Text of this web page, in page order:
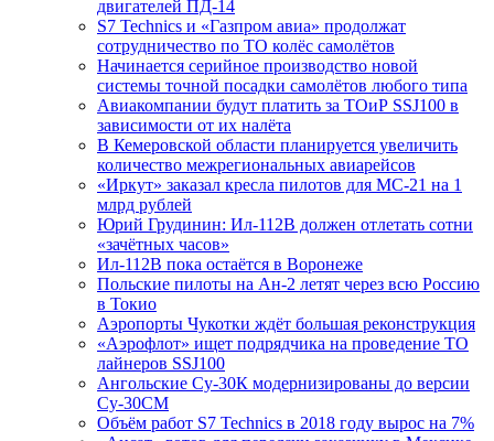
двигателей ПД-14
S7 Technics и «Газпром авиа» продолжат
сотрудничество по ТО колёс самолётов
Начинается серийное производство новой
системы точной посадки самолётов любого типа
Авиакомпании будут платить за ТОиР SSJ100 в
зависимости от их налёта
В Кемеровской области планируется увеличить
количество межрегиональных авиарейсов
«Иркут» заказал кресла пилотов для МС-21 на 1
млрд рублей
Юрий Грудинин: Ил-112В должен отлетать сотни
«зачётных часов»
Ил-112В пока остаётся в Воронеже
Польские пилоты на Ан-2 летят через всю Россию
в Токио
Аэропорты Чукотки ждёт большая реконструкция
«Аэрофлот» ищет подрядчика на проведение ТО
лайнеров SSJ100
Ангольские Су-30К модернизированы до версии
Су-30СМ
Объём работ S7 Technics в 2018 году вырос на 7%